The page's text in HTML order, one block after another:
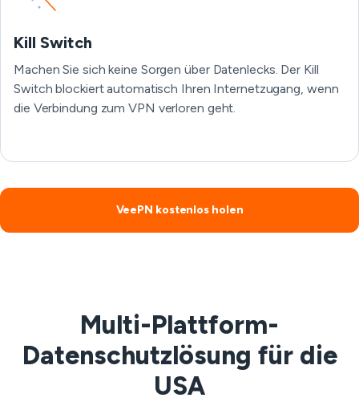
Kill Switch
Machen Sie sich keine Sorgen über Datenlecks. Der Kill
Switch blockiert automatisch Ihren Internetzugang, wenn
die Verbindung zum VPN verloren geht.
VeePN kostenlos holen
Multi-Plattform-
Datenschutzlösung für die
USA